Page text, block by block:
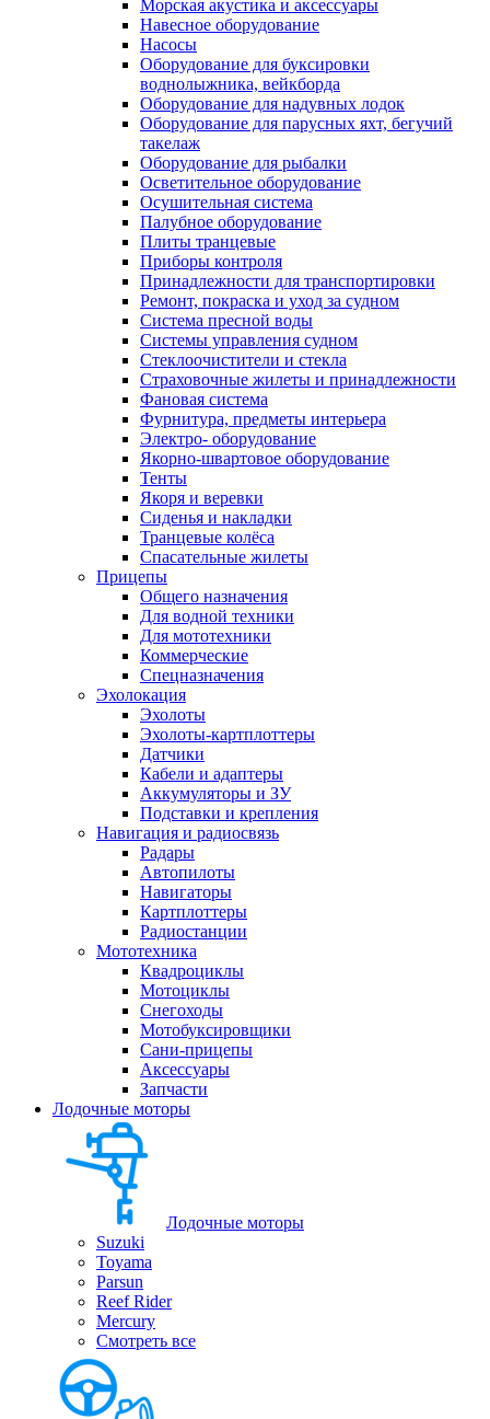
Морская акустика и аксессуары
Навесное оборудование
Насосы
Оборудование для буксировки
воднолыжника, вейкборда
Оборудование для надувных лодок
Оборудование для парусных яхт, бегучий
такелаж
Оборудование для рыбалки
Осветительное оборудование
Осушительная система
Палубное оборудование
Плиты транцевые
Приборы контроля
Принадлежности для транспортировки
Ремонт, покраска и уход за судном
Система пресной воды
Системы управления судном
Стеклоочистители и стекла
Страховочные жилеты и принадлежности
Фановая система
Фурнитура, предметы интерьера
Электро- оборудование
Якорно-швартовое оборудование
Тенты
Якоря и веревки
Сиденья и накладки
Транцевые колёса
Спасательные жилеты
Прицепы
Общего назначения
Для водной техники
Для мототехники
Коммерческие
Спецназначения
Эхолокация
Эхолоты
Эхолоты-картплоттеры
Датчики
Кабели и адаптеры
Аккумуляторы и ЗУ
Подставки и крепления
Навигация и радиосвязь
Радары
Автопилоты
Навигаторы
Картплоттеры
Радиостанции
Мототехника
Квадроциклы
Мотоциклы
Снегоходы
Мотобуксировщики
Сани-прицепы
Аксессуары
Запчасти
Лодочные моторы
Лодочные моторы
Suzuki
Toyama
Parsun
Reef Rider
Mercury
Смотреть все